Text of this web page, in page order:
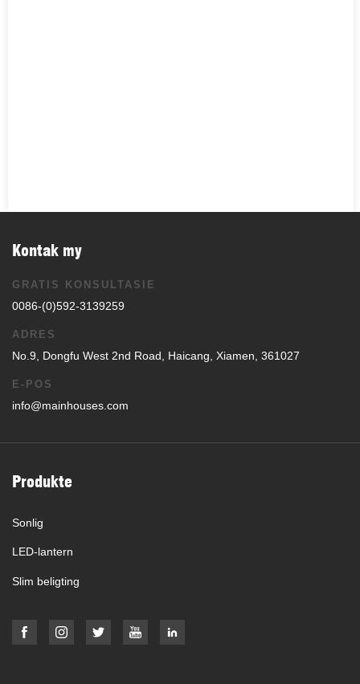
Kontak my
GRATIS KONSULTASIE
0086-(0)592-3139259
ADRES
No.9, Dongfu West 2nd Road, Haicang, Xiamen, 361027
E-POS
info@mainhouses.com
Produkte
Sonlig
LED-lantern
Slim beligting